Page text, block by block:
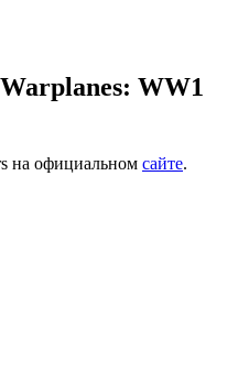
WW1
на официальном сайте.